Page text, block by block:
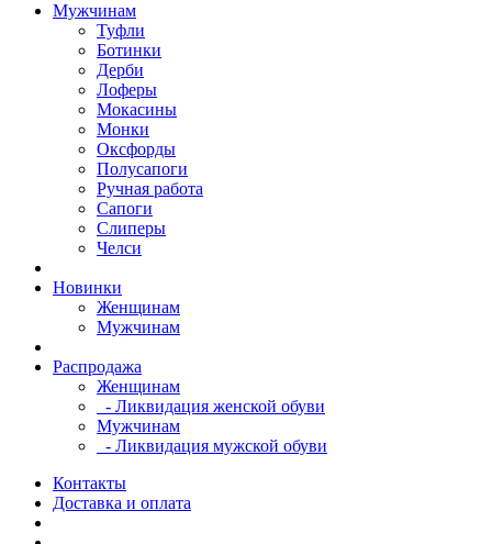
Мужчинам
Туфли
Ботинки
Дерби
Лоферы
Мокасины
Монки
Оксфорды
Полусапоги
Ручная работа
Сапоги
Слиперы
Челси
Новинки
Женщинам
Мужчинам
Распродажа
Женщинам
- Ликвидация женской обуви
Мужчинам
- Ликвидация мужской обуви
Контакты
Доставка и оплата